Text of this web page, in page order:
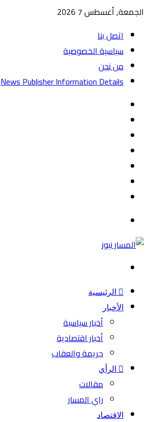
الجمعة, أغسطس 7 2026
اتصل بنا
سياسية الخصوصية
من نحن
News Publisher Information Details
الرئيسية
الأخبار
أخبار سياسية
أخبار اقتصادية
جريمة والعقاب
الرأي
مقالات
راي المسار
الاقتصاد